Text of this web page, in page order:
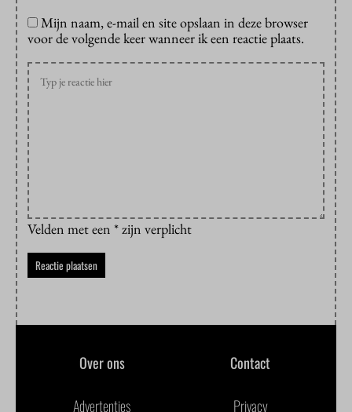
Mijn naam, e-mail en site opslaan in deze browser
voor de volgende keer wanneer ik een reactie plaats.
Velden met een * zijn verplicht
Over ons Contact
Advertenties Privacy